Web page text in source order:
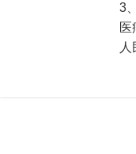
3
医
人